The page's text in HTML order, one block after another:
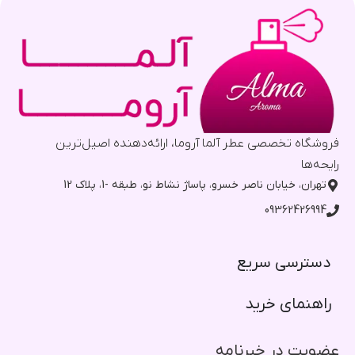
فروشگاه تخصصی عطر آلما آروما، ارائه‌دهنده اصیل‌ترین
رایحه‌ها
تهران، خیابان ناصر خسرو، پاساژ نشاط نو، طبقه -1، پلاک 12
09362426994
دسترسی سریع​
راهنمای خرید​